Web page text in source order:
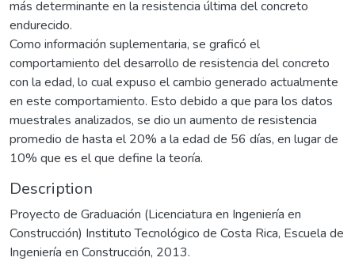
más determinante en la resistencia última del concreto
endurecido.
Como información suplementaria, se graficó el
comportamiento del desarrollo de resistencia del concreto
con la edad, lo cual expuso el cambio generado actualmente
en este comportamiento. Esto debido a que para los datos
muestrales analizados, se dio un aumento de resistencia
promedio de hasta el 20% a la edad de 56 días, en lugar de
10% que es el que define la teoría.
Description
Proyecto de Graduación (Licenciatura en Ingeniería en
Construcción) Instituto Tecnológico de Costa Rica, Escuela de
Ingeniería en Construcción, 2013.